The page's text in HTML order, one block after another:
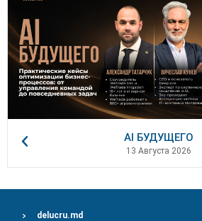
AI БУДУЩЕГО
13 Августа 2026
delucru.md